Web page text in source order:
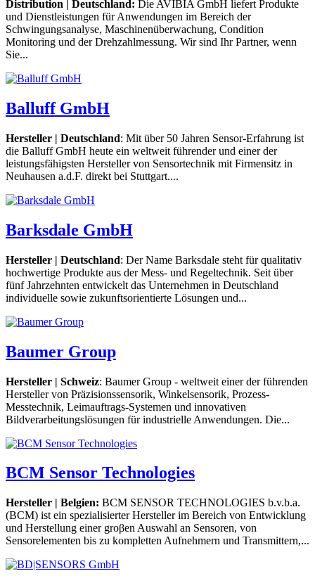
Distribution | Deutschland: Die AVIBIA GmbH liefert Produkte
und Dienstleistungen für Anwendungen im Bereich der
Schwingungsanalyse, Maschinenüberwachung, Condition
Monitoring und der Drehzahlmessung. Wir sind Ihr Partner, wenn
Sie...
Balluff GmbH
Hersteller | Deutschland: Mit über 50 Jahren Sensor-Erfahrung ist
die Balluff GmbH heute ein weltweit führender und einer der
leistungsfähigsten Hersteller von Sensortechnik mit Firmensitz in
Neuhausen a.d.F. direkt bei Stuttgart....
Barksdale GmbH
Hersteller | Deutschland: Der Name Barksdale steht für qualitativ
hochwertige Produkte aus der Mess- und Regeltechnik. Seit über
fünf Jahrzehnten entwickelt das Unternehmen in Deutschland
individuelle sowie zukunftsorientierte Lösungen und...
Baumer Group
Hersteller | Schweiz: Baumer Group - weltweit einer der führenden
Hersteller von Präzisionssensorik, Winkelsensorik, Prozess-
Messtechnik, Leimauftrags-Systemen und innovativen
Bildverarbeitungslösungen für industrielle Anwendungen. Die...
BCM Sensor Technologies
Hersteller | Belgien: BCM SENSOR TECHNOLOGIES b.v.b.a.
(BCM) ist ein spezialisierter Hersteller im Bereich von Entwicklung
und Herstellung einer groβen Auswahl an Sensoren, von
Sensorelementen bis zu kompletten Aufnehmern und Transmittern,...